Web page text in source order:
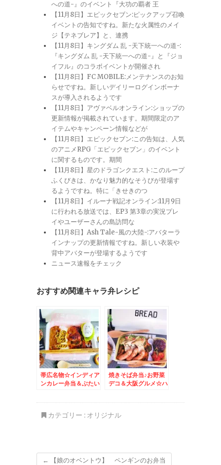
への道-』のイベント『大功の覇者 王
【11月8日】エピックセブン:ピックアップ召喚
イベントの告知ですね。新たな火属性のメイ
ジ【テネブレア】と、連携
【11月8日】キングダム 乱 -天下統一への道-:
『キングダム 乱 -天下統一への道-』と『ジョ
イフル』のコラボイベントが開催され
【11月8日】FC MOBILE:メンテナンスのお知
らせですね。新しいデイリーログインボーナ
スが導入されるようです
【11月8日】アヴァベルオンライン:ショップの
更新情報が掲載されています。期間限定のア
イテムやキャンペーン情報などが
【11月8日】エピックセブン:この告知は、人気
のアニメRPG「エピックセブン」のイベント
に関するものです。期間
【11月8日】星のドラゴンクエスト:このループ
ふくびきは、かなり魅力的なそうびが登場す
るようですね。特に「きせきのつ
【11月8日】イルーナ戦記オンライン:11月9日
に行われる放送では、EP3 第3章の実況プレ
イやユーザーさんの島訪問な
【11月8日】Ash Tale-風の大陸-:アバターラ
インナップの更新情報ですね。新しい衣装や
背中アバターが登場するようです
ニュース速報をチェック
おすすめ関連キャラ弁レシピ
帯広名物☆インディア
ンカレー弁当＆ぶたい
焼きそば弁当♪お野菜
デコ＆大阪グルメ☆ハ
カテゴリー : オリジナル
← 【娘のオベントウ】 ペンギンのお弁当